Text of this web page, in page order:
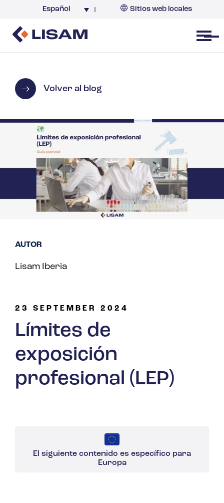
Español Sitios web locales
Open menu
Volver al blog
23 SEPTEMBER 2024
Límites de
exposición
profesional (LEP)
El siguiente contenido es específico para
Europa
AUTOR
Lisam Iberia